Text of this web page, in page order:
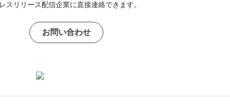
スリリース配信企業に直接連絡できます。
お問い合わせ